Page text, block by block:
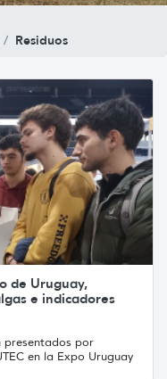
Residuos
de Uruguay,
e indicadores
presentados por
en la Expo Uruguay